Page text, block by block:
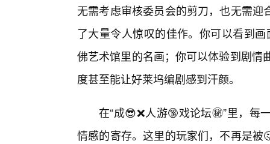
无需考虑审核委员会的剪刀，也无需
了大量令人惊叹的佳作。你可以看到
佛艺术馆里的名画；你可以体验到剧情
度甚至能让好莱坞编剧感到汗颜。
在“成😎❌人游🔞戏论坛㊙️”里，
情感的寄存。这里的玩家们，不再是